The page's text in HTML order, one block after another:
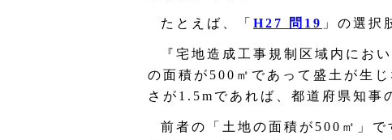
たとえば、「 H27 問19 」の選択
『宅地造成工事規制区域内にお
の面積が500㎡であって盛土が生
さが1.5mであれば、都道府県知事
前者の「土地の面積が500㎡」で